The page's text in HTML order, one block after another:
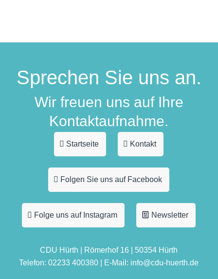
Sprechen Sie uns an.
Wir freuen uns auf Ihre
Kontaktaufnahme.
Startseite Kontakt
Folgen Sie uns auf Facebook
Folge uns auf Instagram Newsletter
CDU Hürth | Römerhof 16 | 50354 Hürth
Telefon: 02233 400380 | E-Mail: info@cdu-huerth.de